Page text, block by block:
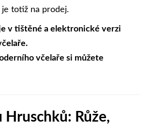
totiž na prodej.
v tištěné a elektronické verzi
včelaře si můžete
Hruschků: Růže,